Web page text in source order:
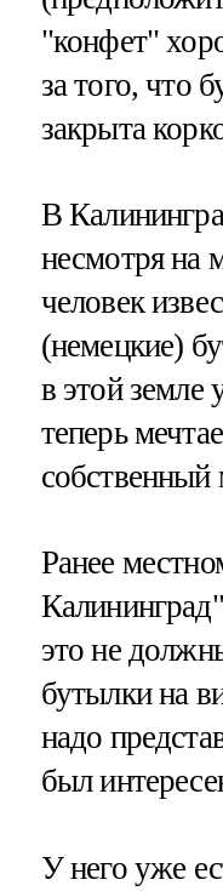
"конфет"
за того, что
закрыта
В
несмотря на
человек
(немецкие)
в этой земле
теперь
собственный
Ранее
это не
бутылки на
надо
был
У него уже